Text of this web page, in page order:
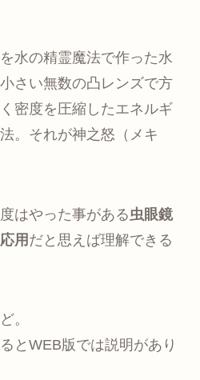
水の精霊魔法で作った水
さい無数の凸レンズで方
密度を圧縮したエネルギ
。それが神之怒（メキ
はやった事がある虫眼鏡
用 だと思えば理解できる
。
とWEB版では説明があり